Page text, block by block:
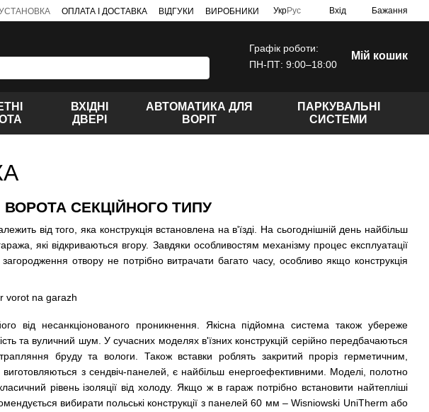
ОПЛАТА І ДОСТАВКА ВІДГУКИ ВИРОБНИКИ УкрРус Вхід Бажання
Графік роботи:
ПН-ПТ: 9:00–18:00
Мій кошик
ВХІДНІ
ДВЕРІ
АВТОМАТИКА ДЛЯ
ВОРІТ
ПАРКУВАЛЬНІ
СИСТЕМИ
ВОРОТА СЕКЦІЙНОГО ТИПУ
від того, яка конструкція встановлена на в'їзді. На сьогоднішній день найбільш
які відкриваються вгору. Завдяки особливостям механізму процес експлуатації
отвору не потрібно витрачати багато часу, особливо якщо конструкція
від несанкціонованого проникнення. Якісна підйомна система також убереже
та вуличний шум. У сучасних моделях в'їзних конструкцій серійно передбачаються
бруду та вологи. Також вставки роблять закритий проріз герметичним,
з сендвіч-панелей, є найбільш енергоефективними. Моделі, полотно
рівень ізоляції від холоду. Якщо ж в гараж потрібно встановити найтепліші
вибирати польські конструкції з панелей 60 мм – Wisniowski UniTherm або